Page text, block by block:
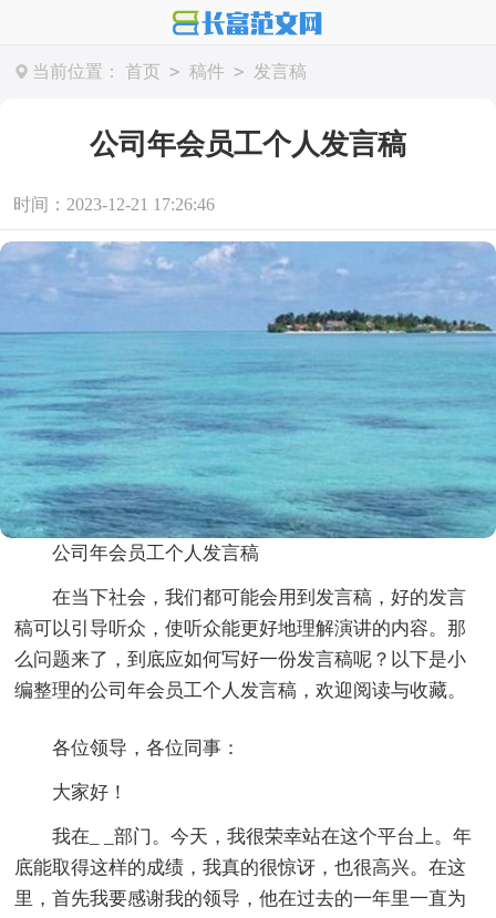
当前位置： 首页 > 稿件 > 发言稿
公司年会员工个人发言稿
时间：2023-12-21 17:26:46
公司年会员工个人发言稿
在当下社会，我们都可能会用到发言稿，好的发言
稿可以引导听众，使听众能更好地理解演讲的内容。那
么问题来了，到底应如何写好一份发言稿呢？以下是小
编整理的公司年会员工个人发言稿，欢迎阅读与收藏。
各位领导，各位同事：
大家好！
我在_ _部门。今天，我很荣幸站在这个平台上。年
底能取得这样的成绩，我真的很惊讶，也很高兴。在这
里，首先我要感谢我的领导，他在过去的一年里一直为